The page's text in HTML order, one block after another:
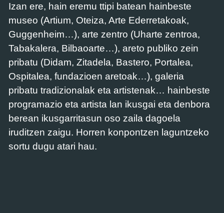
Izan ere, hain eremu ttipi batean hainbeste
museo (Artium, Oteiza, Arte Ederretakoak,
Guggenheim…), arte zentro (Uharte zentroa,
Tabakalera, Bilbaoarte…), areto publiko zein
pribatu (Didam, Zitadela, Bastero, Portalea,
Ospitalea, fundazioen aretoak…), galeria
pribatu tradizionalak eta artistenak… hainbeste
programazio eta artista lan ikusgai eta denbora
berean ikusgarritasun oso zaila dagoela
iruditzen zaigu. Horren konpontzen laguntzeko
sortu dugu atari hau.